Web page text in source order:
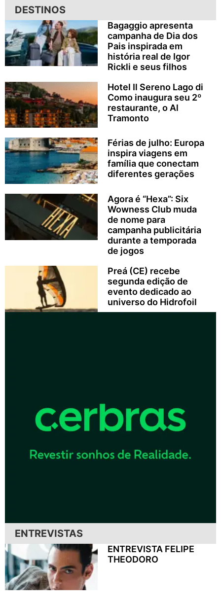
DESTINOS
Bagaggio apresenta
campanha de Dia dos
Pais inspirada em
história real de Igor
Rickli e seus filhos
Hotel Il Sereno Lago di
Como inaugura seu 2º
restaurante, o Al
Tramonto
Férias de julho: Europa
inspira viagens em
família que conectam
diferentes gerações
Agora é “Hexa”: Six
Wowness Club muda
de nome para
campanha publicitária
durante a temporada
de jogos
Preá (CE) recebe
segunda edição de
evento dedicado ao
universo do Hidrofoil
ENTREVISTAS
ENTREVISTA FELIPE
THEODORO